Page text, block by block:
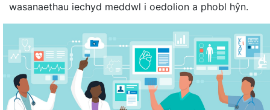
wasanaethau iechyd meddwl i oedolion a phobl hŷn.